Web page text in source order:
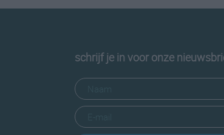
schrijf je in voor onze